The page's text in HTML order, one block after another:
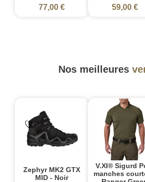
77,00 € 59,00 €
Nos meilleures
Zephyr MK2 GTX
MID - Noir
V.XI® Sigurd
manches